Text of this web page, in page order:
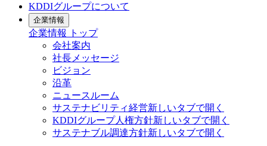
KDDIグループについて
企業情報
企業情報
トップ
会社案内
社長メッセージ
ビジョン
沿革
ニュースルーム
サステナビリティ経営新しいタブで開く
KDDIグループ人権方針新しいタブで開く
サステナブル調達方針新しいタブで開く